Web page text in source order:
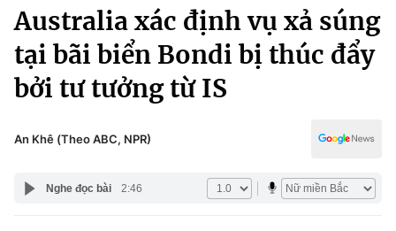
Chuyên mục
Chính trị
Xã hội
Pháp luật
Y tế
Kinh tế
Thể thao
Truyền hình
Văn hóa - Giải trí
Công nghệ
Australia xác định vụ xả súng
tại bãi biển Bondi bị thúc đẩy
bởi tư tưởng từ IS
An Khê (Theo ABC, NPR)
Nghe đọc bài 2:46